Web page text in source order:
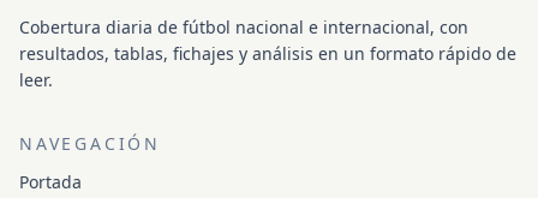
Cobertura diaria de fútbol nacional e internacional, con
resultados, tablas, fichajes y análisis en un formato rápido de
leer.
NAVEGACIÓN
Portada